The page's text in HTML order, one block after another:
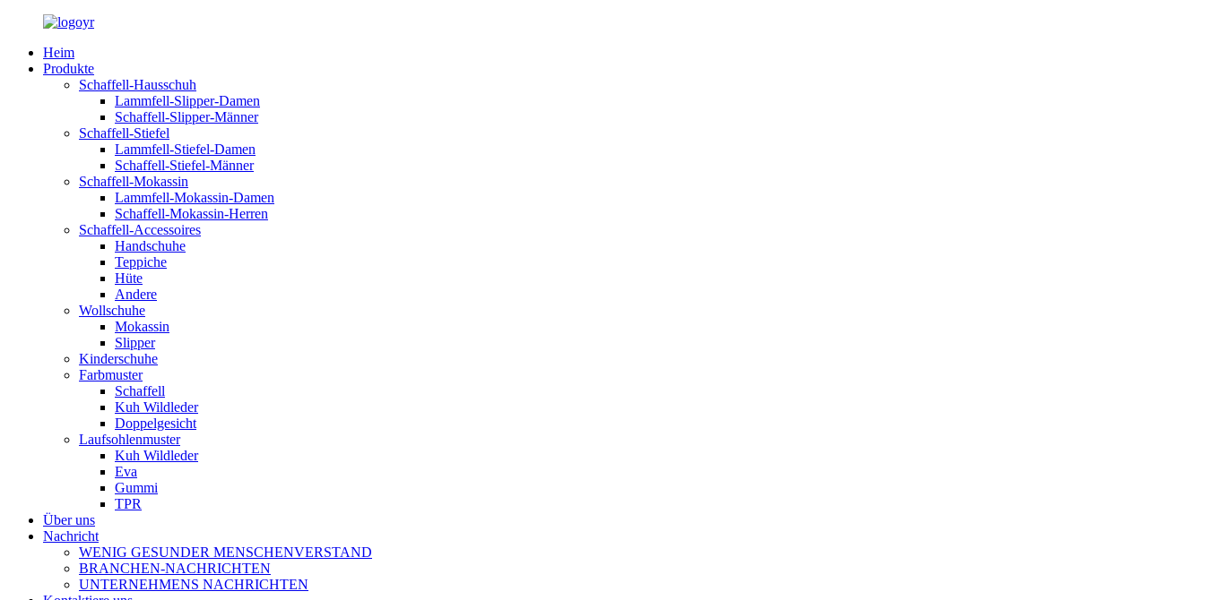
Heim
Produkte
Schaffell-Hausschuh
Lammfell-Slipper-Damen
Schaffell-Slipper-Männer
Schaffell-Stiefel
Lammfell-Stiefel-Damen
Schaffell-Stiefel-Männer
Schaffell-Mokassin
Lammfell-Mokassin-Damen
Schaffell-Mokassin-Herren
Schaffell-Accessoires
Handschuhe
Teppiche
Hüte
Andere
Wollschuhe
Mokassin
Slipper
Kinderschuhe
Farbmuster
Schaffell
Kuh Wildleder
Doppelgesicht
Laufsohlenmuster
Kuh Wildleder
Eva
Gummi
TPR
Über uns
Nachricht
WENIG GESUNDER MENSCHENVERSTAND
BRANCHEN-NACHRICHTEN
UNTERNEHMENS NACHRICHTEN